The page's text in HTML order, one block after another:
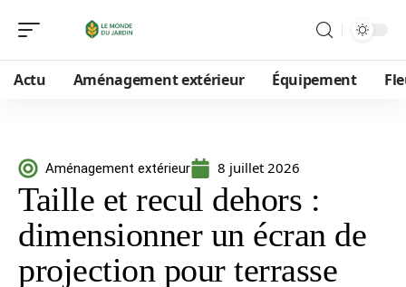
Actu Aménagement extérieur Équipement
Aménagement extérieur 8 juillet 2026
Taille et recul dehors :
dimensionner un écran de
projection pour terrasse